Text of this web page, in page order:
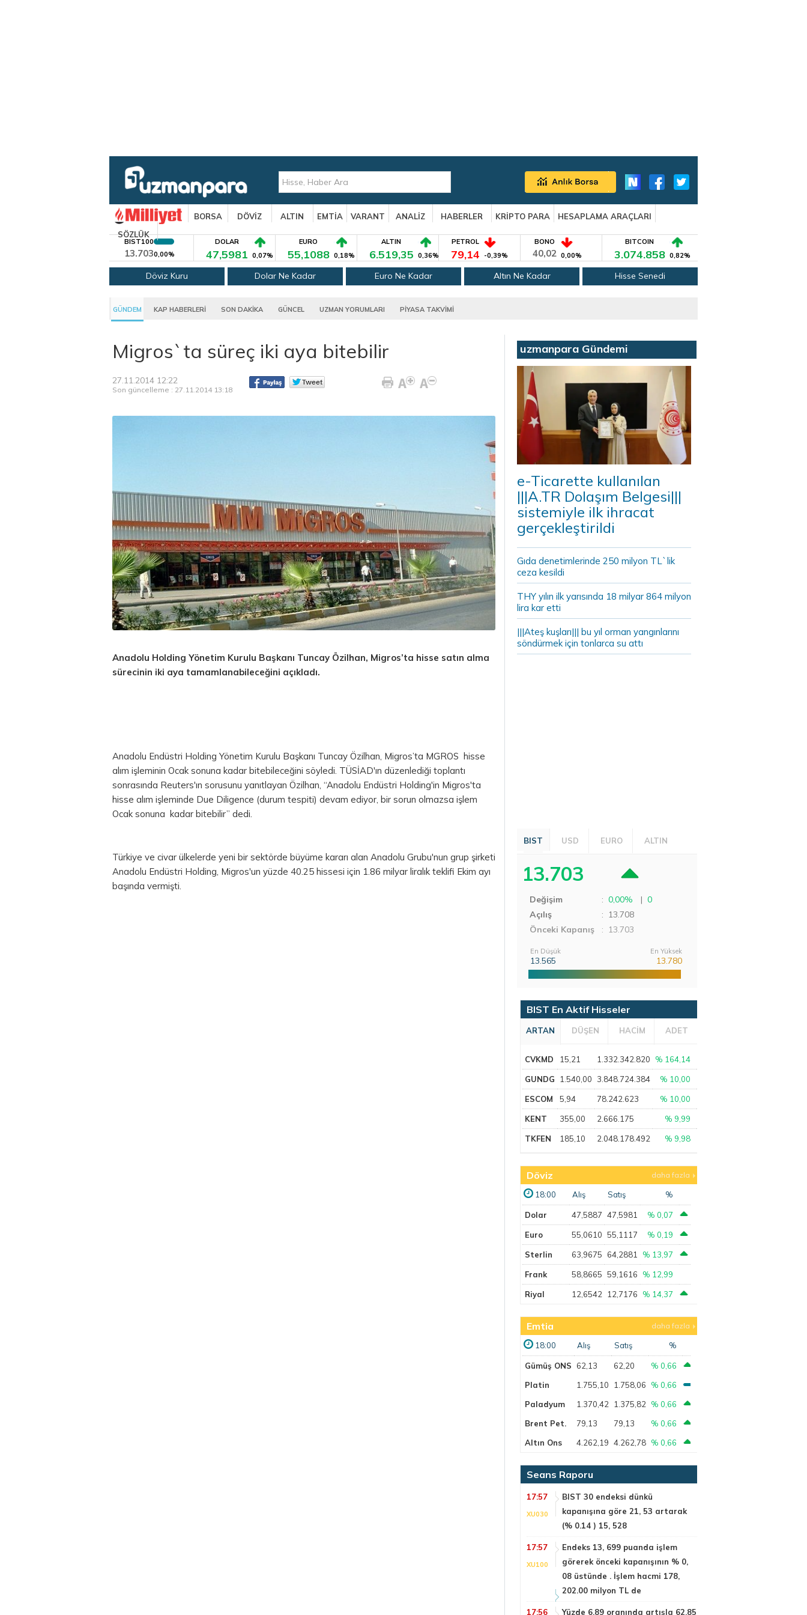
BORSA DÖVİZ ALTIN EMTİA VARANT ANALİZ HABERLER KRİPTO PARA
HESAPLAMA ARAÇLARI
SÖZLÜK
BIST100
13.7030,00%
DOLAR
47,5981 0,07%
EURO
55,1088 0,18%
ALTIN
6.519,35 0,36%
PETROL
79,14 -0,39%
BONO
40,02 0,00%
BITCOIN
3.074.858 0,82%
Döviz Kuru Dolar Ne Kadar Euro Ne Kadar Altın Ne Kadar Hisse Senedi
GÜNDEM KAP HABERLERİ SON DAKİKA GÜNCEL UZMAN YORUMLARI PİYASA TAKVİMİ
Migros`ta süreç iki aya bitebilir
27.11.2014 12:22
Son güncelleme : 27.11.2014 13:18
Anadolu Holding Yönetim Kurulu Başkanı Tuncay Özilhan, Migros’ta hisse satın alma
sürecinin iki aya tamamlanabileceğini açıkladı.
Anadolu Endüstri Holding Yönetim Kurulu Başkanı Tuncay Özilhan, Migros’ta MGROS hisse
alım işleminin Ocak sonuna kadar bitebileceğini söyledi. TÜSİAD'ın düzenlediği toplantı
sonrasında Reuters'ın sorusunu yanıtlayan Özilhan, “Anadolu Endüstri Holding'in Migros'ta
hisse alım işleminde Due Diligence (durum tespiti) devam ediyor, bir sorun olmazsa işlem
Ocak sonuna kadar bitebilir” dedi.
Türkiye ve civar ülkelerde yeni bir sektörde büyüme kararı alan Anadolu Grubu'nun grup şirketi
Anadolu Endüstri Holding, Migros'un yüzde 40.25 hissesi için 1.86 milyar liralık teklifi Ekim ayı
başında vermişti.
uzmanpara Gündemi
e-Ticarette kullanılan
|||A.TR Dolaşım Belgesi|||
sistemiyle ilk ihracat
gerçekleştirildi
Gıda denetimlerinde 250 milyon TL`lik
ceza kesildi
THY yılın ilk yarısında 18 milyar 864 milyon
lira kar etti
|||Ateş kuşları||| bu yıl orman yangınlarını
söndürmek için tonlarca su attı
BIST USD EURO ALTIN
13.703
Değişim : 0,00% | 0
Açılış
: 13.708
Önceki Kapanış
: 13.703
En Düşük
13.565
En Yüksek
13.780
BIST En Aktif Hisseler
ARTAN DÜŞEN HACİM ADET
CVKMD 15,21 1.332.342.820 % 164,14
GUNDG 1.540,00 3.848.724.384 % 10,00
ESCOM 5,94 78.242.623 % 10,00
KENT 355,00 2.666.175 % 9,99
TKFEN 185,10 2.048.178.492 % 9,98
Döviz daha fazla
18:00 Alış Satış %
Dolar 47,5887 47,5981 % 0,07
Euro 55,0610 55,1117 % 0,19
Sterlin 63,9675 64,2881 % 13,97
Frank 58,8665 59,1616 % 12,99
Riyal 12,6542 12,7176 % 14,37
Emtia daha fazla
18:00 Alış Satış %
Gümüş ONS 62,13 62,20
% 0,66
Platin
1.755,10 1.758,06
% 0,66
Paladyum
1.370,42 1.375,82
% 0,66
Brent Pet.
79,13 79,13
% 0,66
Altın Ons
4.262,19 4.262,78 % 0,66
Seans Raporu
17:57
XU030
BIST 30 endeksi dünkü
kapanışına göre 21, 53 artarak
(% 0.14 ) 15, 528
17:57
XU100
Endeks 13, 699 puanda işlem
görerek önceki kapanışının % 0,
08 üstünde . İşlem hacmi 178,
202.00 milyon TL de
17:56
Yüzde 6.89 oranında artışla 62.85